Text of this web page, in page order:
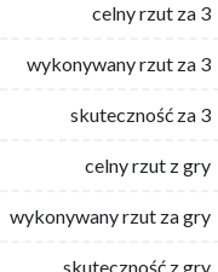
celny rzut za 3
wykonywany rzut za 3
skuteczność za 3
celny rzut z gry
wykonywany rzut za gry
skuteczność z gry
celny rzut za 3
wykonywany rzut za 3
skuteczność za 3
celny rzut z gry
wykonywany rzut za gry
skuteczność z gry